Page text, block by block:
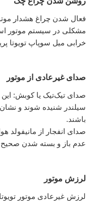
فعال شدن چراغ هشدار
مشکلی در سیستم موتور
خرابی میل سوپاپ تویوتا
صدای غیرعادی از موتور
صدای تیک‌تیک یا کوبش:
سیلندر شنیده شوند و
باشند.
صدای انفجار از مانیفولد
عدم باز و بسته شدن
لرزش موتور
لرزش غیرعادی موتور